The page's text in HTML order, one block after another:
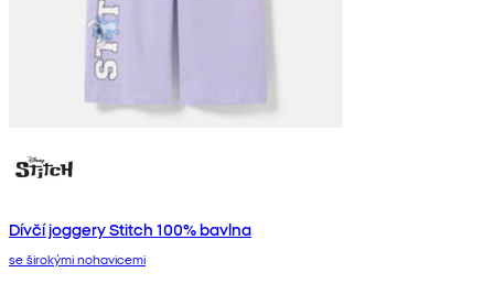
Dívčí joggery Stitch 100% bavlna
se širokými nohavicemi